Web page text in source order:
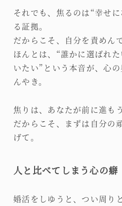
それでも、焦るのは“幸せ
る証拠。
だからこそ、自分を責めん
ほんとは、“誰かに選ばれ
いたい”という本音が、心
んやき。
焦りは、あなたが前に進も
だからこそ、まずは自分の
げて。
人と比べてしまう心の癖
婚活をしゆうと、つい周り